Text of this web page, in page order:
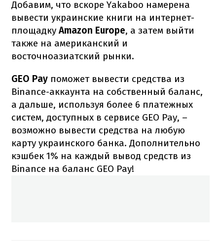
Добавим, что вскоре Yakaboo намерена
вывести украинские книги на интернет-
площадку Amazon Europe, а затем выйти
также на американский и
восточноазиатский рынки.
GEO Pay поможет вывести средства из
Binance-аккаунта на собственный баланс,
а дальше, используя более 6 платежных
систем, доступных в сервисе GEO Pay, –
возможно вывести средства на любую
карту украинского банка. Дополнительно
кэшбек 1% на каждый вывод средств из
Binance на баланс GEO Pay!